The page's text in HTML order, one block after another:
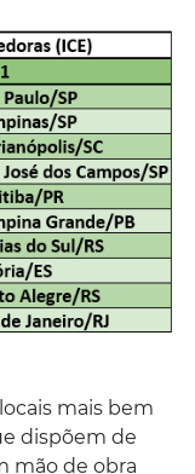
mais bem
dispõem de
mão de obra